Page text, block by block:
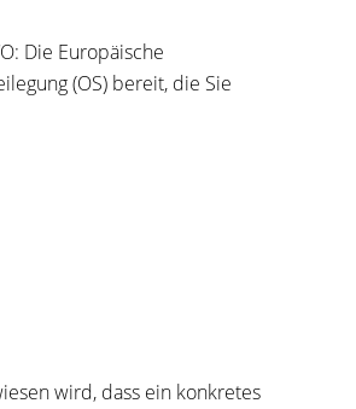
Die Europäische
(OS) bereit, die Sie
wird, dass ein konkretes